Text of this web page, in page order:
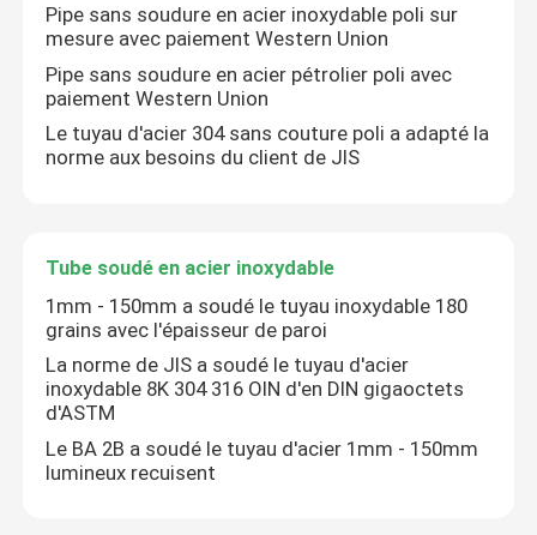
Produits
Vidéos
Au sujet de nous
Pipe sans soudure en acier inoxydable poli sur
mesure avec paiement Western Union
Pipe sans soudure en acier pétrolier poli avec
paiement Western Union
Le tuyau d'acier 304 sans couture poli a adapté la
norme aux besoins du client de JIS
Tube soudé en acier inoxydable
1mm - 150mm a soudé le tuyau inoxydable 180
grains avec l'épaisseur de paroi
La norme de JIS a soudé le tuyau d'acier
inoxydable 8K 304 316 OIN d'en DIN gigaoctets
d'ASTM
Le BA 2B a soudé le tuyau d'acier 1mm - 150mm
lumineux recuisent